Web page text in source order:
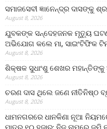
ସମାଜସେବୀ ଜ୍ଞାନେନ୍ଦ୍ର ଦାସଙ୍କୁ
August 8, 2026
ଯୁବକଙ୍କ ସନ୍ଦେହଜନକ ମୃତ୍ୟୁ
ଅଭିଯୋଗ କଲେ ମା, ସାଇଂଟିଫିକ
August 8, 2026
ଶିକ୍ଷକ ସୁଧାଂଶୁ ଶେଖର ମହାନ୍ତିଙ୍କୁ
August 8, 2026
ଚରଣ ଦାସ ଥିଲେ ଜଣେ ନୀତିନିଷ୍ଠ
August 8, 2026
ଧାମନଗରରେ ଧାନକିଣା ନୂଆ